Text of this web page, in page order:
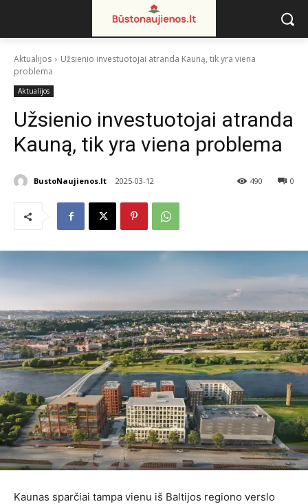
Aktualijos
Užsienio investuotojai atranda Kauną, tik yra viena
problema
Aktualijos
Užsienio investuotojai atranda
Kauną, tik yra viena problema
BustoNaujienos.lt 2025-03-12 0
490
Kaunas sparčiai tampa vienu iš Baltijos regiono verslo